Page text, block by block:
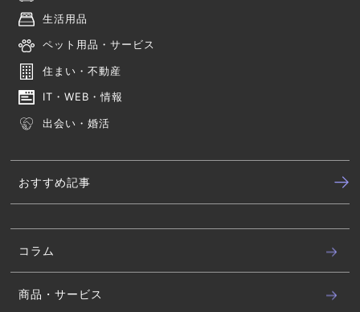
生活用品
ペット用品・サービス
住まい・不動産
IT・WEB・情報
出会い・婚活
おすすめ記事
コラム
商品・サービス